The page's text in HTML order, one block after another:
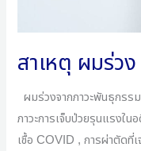
สาเหตุ ผมร่ว
ผมร่วงจากภาวะพันธุกร
ภาวะการเจ็บป่วยรุนแรงใ
เชื้อ COVID , การผ่าตัดที่